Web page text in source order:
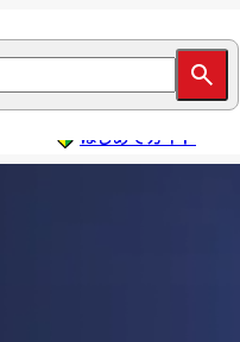
はじめてガイド